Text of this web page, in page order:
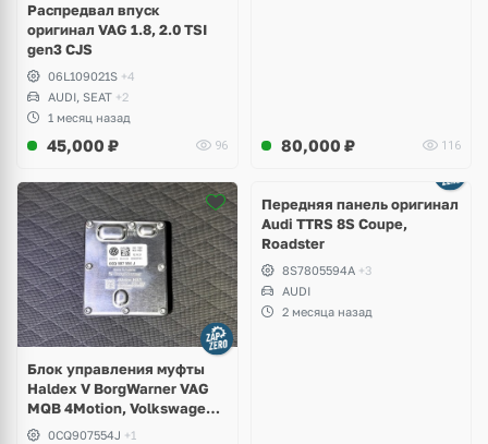
Распредвал впуск
оригинал VAG 1.8, 2.0 TSI
gen3 CJS
06L109021S +4
AUDI, SEAT +2
1 месяц назад
45,000 ₽ 96 80,000 ₽ 116
Блок управления муфты
Haldex V BorgWarner VAG
MQB 4Motion, Volkswagen
Tiguan
0CQ907554J +1
2 фото
Передняя панель оригинал
Audi TTRS 8S Coupe,
Roadster
8S7805594A +3
AUDI
2 месяца назад